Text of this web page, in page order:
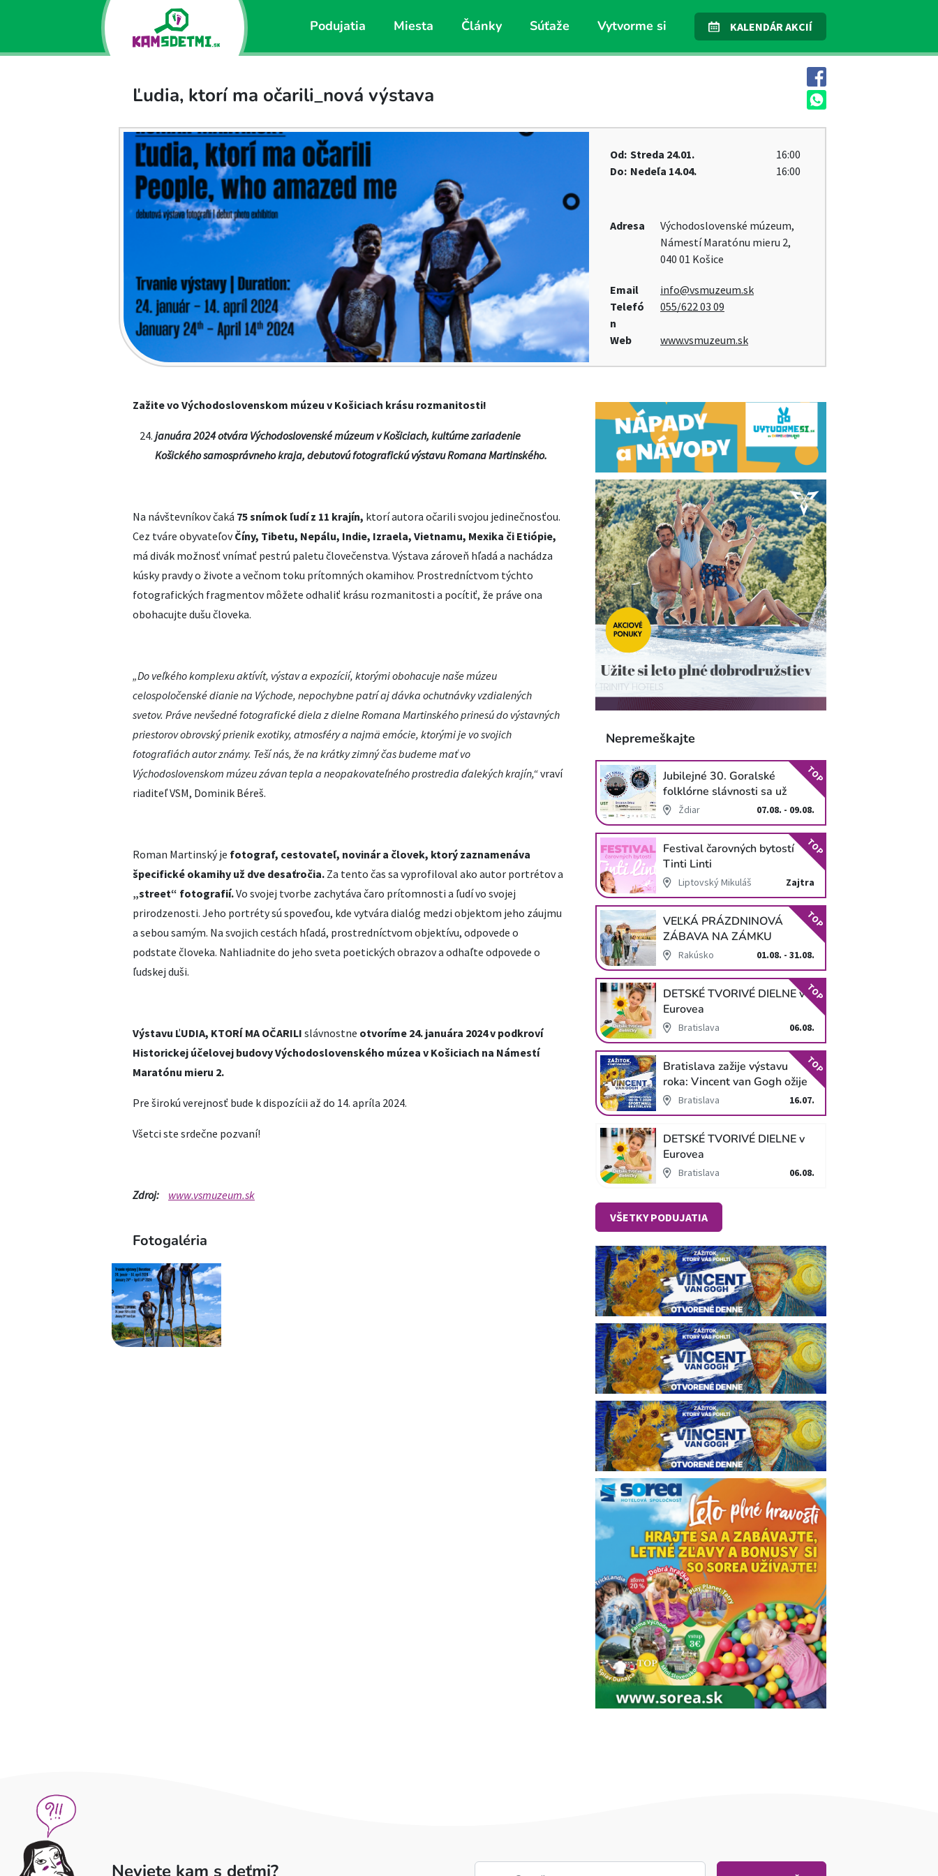
Podujatia Miesta Články Súťaže Vytvorme si KALENDÁR AKCIÍ
Ľudia, ktorí ma očarili_nová výstava
Od: Streda 24.01.
16:00
Do: Nedeľa 14.04. 16:00
Adresa
Východoslovenské múzeum,
Námestí Maratónu mieru 2,
040 01 Košice
Email
info@vsmuzeum.sk
Telefó
n
055/622 03 09
Web www.vsmuzeum.sk
Zažite vo Východoslovenskom múzeu v Košiciach krásu rozmanitosti!
januára 2024 otvára Východoslovenské múzeum v Košiciach, kultúrne zariadenie
Košického samosprávneho kraja, debutovú fotografickú výstavu Romana Martinského.
Na návštevníkov čaká 75 snímok ľudí z 11 krajín, ktorí autora očarili svojou jedinečnosťou.
Cez tváre obyvateľovČíny, Tibetu, Nepálu, Indie, Izraela, Vietnamu, Mexika či Etiópie,
má divák možnosť vnímať pestrú paletu človečenstva. Výstava zároveň hľadá a nachádza
kúsky pravdy o živote a večnom toku prítomných okamihov. Prostredníctvom týchto
fotografických fragmentov môžete odhaliť krásu rozmanitosti a pocítiť, že práve ona
obohacujte dušu človeka.
„Do veľkého komplexu aktívít, výstav a expozícií, ktorými obohacuje naše múzeu
celospoločenské dianie na Východe, nepochybne patrí aj dávka ochutnávky vzdialených
svetov. Práve nevšedné fotografické diela z dielne Romana Martinského prinesú do výstavných
priestorov obrovský prienik exotiky, atmosféry a najmä emócie, ktorými je vo svojich
fotografiách autor známy. Teší nás, že na krátky zimný čas budeme mať vo
Východoslovenskom múzeu závan tepla a neopakovateľného prostredia ďalekých krajín,“vraví
riaditeľ VSM, Dominik Béreš.
Roman Martinský je fotograf, cestovateľ, novinár a človek, ktorý zaznamenáva
špecifické okamihy už dve desaťročia. Za tento čas sa vyprofiloval ako autor portrétov a
„street“ fotografií.Vo svojej tvorbe zachytáva čaro prítomnosti a ľudí vo svojej
prirodzenosti. Jeho portréty sú spoveďou, kde vytvára dialóg medzi objektom jeho záujmu
a sebou samým. Na svojich cestách hľadá, prostredníctvom objektívu, odpovede o
podstate človeka. Nahliadnite do jeho sveta poetických obrazov a odhaľte odpovede o
ľudskej duši.
Výstavu ĽUDIA, KTORÍ MA OČARILI slávnostne otvoríme 24. januára 2024 v podkroví
Historickej účelovej budovy Východoslovenského múzea v Košiciach na Námestí
Maratónu mieru 2.
Pre širokú verejnosť bude k dispozícii až do 14. apríla 2024.
Všetci ste srdečne pozvaní!
Zdroj: www.vsmuzeum.sk
Fotogaléria
Nepremeškajte
Jubilejné 30. Goralské
folklórne slávnosti sa už
blížiaŽdiar 07.08. - 09.08.
TOP
Festival čarovných bytostí
Tinti Linti
Liptovský Mikuláš Zajtra
TOP
VEĽKÁ PRÁZDNINOVÁ
ZÁBAVA NA ZÁMKU
SCHLOSS HOF
Rakúsko 01.08. - 31.08.
TOP
DETSKÉ TVORIVÉ DIELNE v
Eurovea
Bratislava 06.08.
TOP
Bratislava zažije výstavu
roka: Vincent van Gogh ožije
v unikátnej imerzívnej šou!
Bratislava 16.07.
TOP
DETSKÉ TVORIVÉ DIELNE v
Eurovea
Bratislava 06.08.
VŠETKY PODUJATIA
Neviete kam s deťmi?